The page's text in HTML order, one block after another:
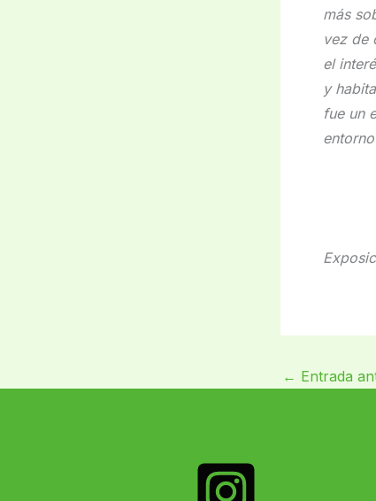
más
vez de
el
y
fue un
entorno
← Entrada